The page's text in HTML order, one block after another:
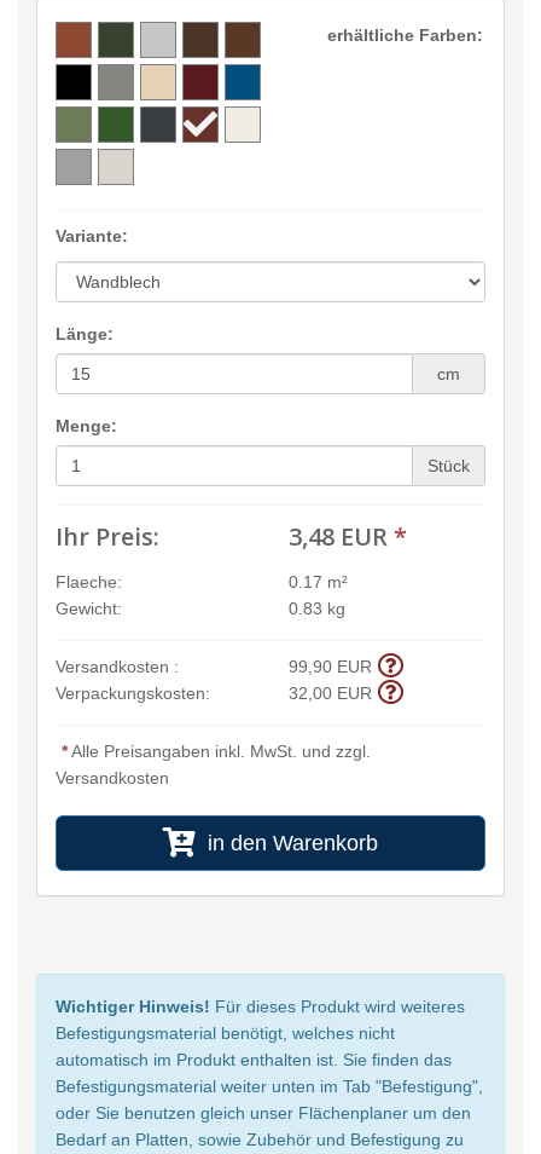
erhältliche Farben:
Variante:
Länge:
cm
Menge:
Stück
Ihr Preis: 3,48 EUR*
Flaeche:
0.17 m²
Gewicht:
0.83 kg
Versandkosten :
99,90 EUR
Verpackungskosten:
32,00 EUR
*Alle Preisangaben inkl. MwSt. und zzgl.
Versandkosten
in den Warenkorb
Wichtiger Hinweis! Für dieses Produkt wird weiteres
Befestigungsmaterial benötigt, welches nicht
automatisch im Produkt enthalten ist. Sie finden das
Befestigungsmaterial weiter unten im Tab "Befestigung",
oder Sie benutzen gleich unser Flächenplaner um den
Bedarf an Platten, sowie Zubehör und Befestigung zu